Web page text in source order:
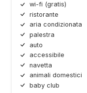
wi-fi (gratis)
ristorante
aria condizionata
palestra
auto
accessibile
navetta
animali domestici
baby club